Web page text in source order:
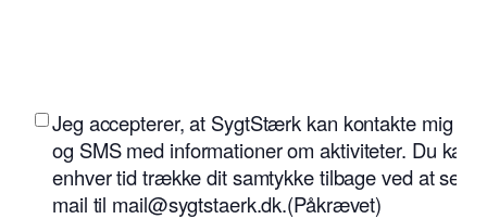
(Påkrævet)
Jeg accepterer, at SygtStærk kan kontakte mig på
og SMS med informationer om aktiviteter. Du kan
enhver tid trække dit samtykke tilbage ved at
mail til mail@sygtstaerk.dk.(Påkrævet)